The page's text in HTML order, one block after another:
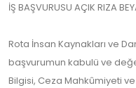
İŞ BAŞVURUSU AÇIK RIZA
Rota İnsan Kaynakları ve
başvurumun kabulü ve
Bilgisi, Ceza Mahkûmiyeti